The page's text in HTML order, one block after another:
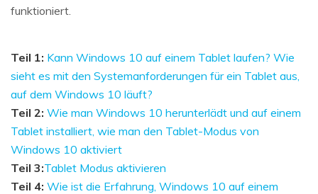
funktioniert.
Teil 1: Kann Windows 10 auf einem Tablet laufen? Wie
sieht es mit den Systemanforderungen für ein Tablet aus,
auf dem Windows 10 läuft?
Teil 2: Wie man Windows 10 herunterlädt und auf einem
Tablet installiert, wie man den Tablet-Modus von
Windows 10 aktiviert
Teil 3:Tablet Modus aktivieren
Teil 4: Wie ist die Erfahrung, Windows 10 auf einem